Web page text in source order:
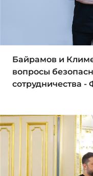
Байрамов и
вопросы
сотрудничества